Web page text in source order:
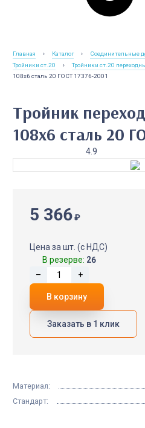
Главная › Каталог › Соединительные
Тройники ст.20
› Тройники ст.20
108х6 сталь 20 ГОСТ 17376-2001
Тройник переходной 159х8-
108х6 сталь 20
4.9
Материал:
Стандарт:
5 366₽
Цена за шт. (с НДС)
В резерве: 26
–
+
В корзину
Заказать в 1 клик